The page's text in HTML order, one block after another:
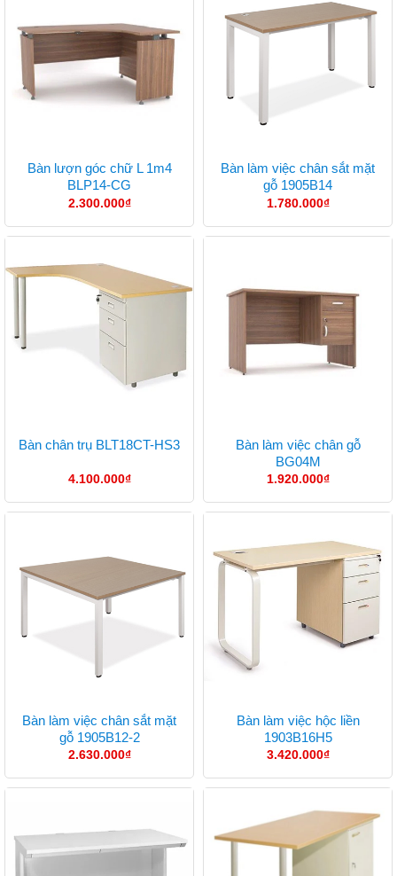
Bàn lượn góc chữ L 1m4
BLP14-CG
2.300.000₫
Bàn làm việc chân sắt mặt
gỗ 1905B14
1.780.000₫
Bàn chân trụ BLT18CT-HS3
4.100.000₫
Bàn làm việc chân gỗ
BG04M
1.920.000₫
Bàn làm việc chân sắt mặt
gỗ 1905B12-2
2.630.000₫
Bàn làm việc hộc liền
1903B16H5
3.420.000₫